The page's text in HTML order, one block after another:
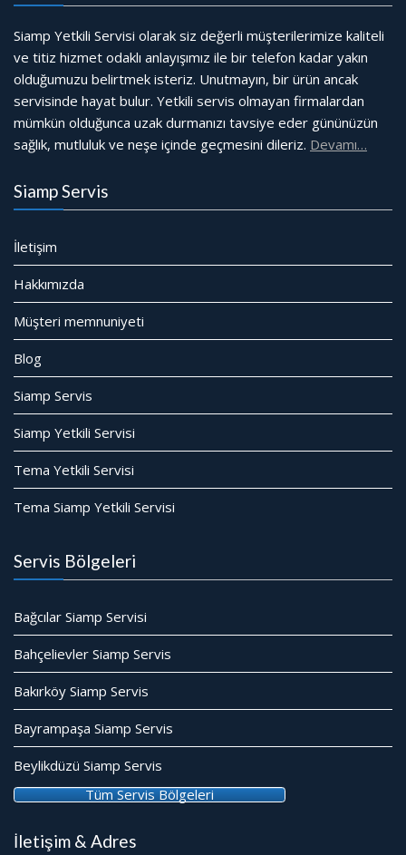
Siamp Yetkili Servisi olarak siz değerli müşterilerimize kaliteli
ve titiz hizmet odaklı anlayışımız ile bir telefon kadar yakın
olduğumuzu belirtmek isteriz. Unutmayın, bir ürün ancak
servisinde hayat bulur. Yetkili servis olmayan firmalardan
mümkün olduğunca uzak durmanızı tavsiye eder gününüzün
sağlık, mutluluk ve neşe içinde geçmesini dileriz. Devamı…
Siamp Servis
İletişim
Hakkımızda
Müşteri memnuniyeti
Blog
Siamp Servis
Siamp Yetkili Servisi
Tema Yetkili Servisi
Tema Siamp Yetkili Servisi
Servis Bölgeleri
Bağcılar Siamp Servisi
Bahçelievler Siamp Servis
Bakırköy Siamp Servis
Bayrampaşa Siamp Servis
Beylikdüzü Siamp Servis
Tüm Servis Bölgeleri
İletişim & Adres